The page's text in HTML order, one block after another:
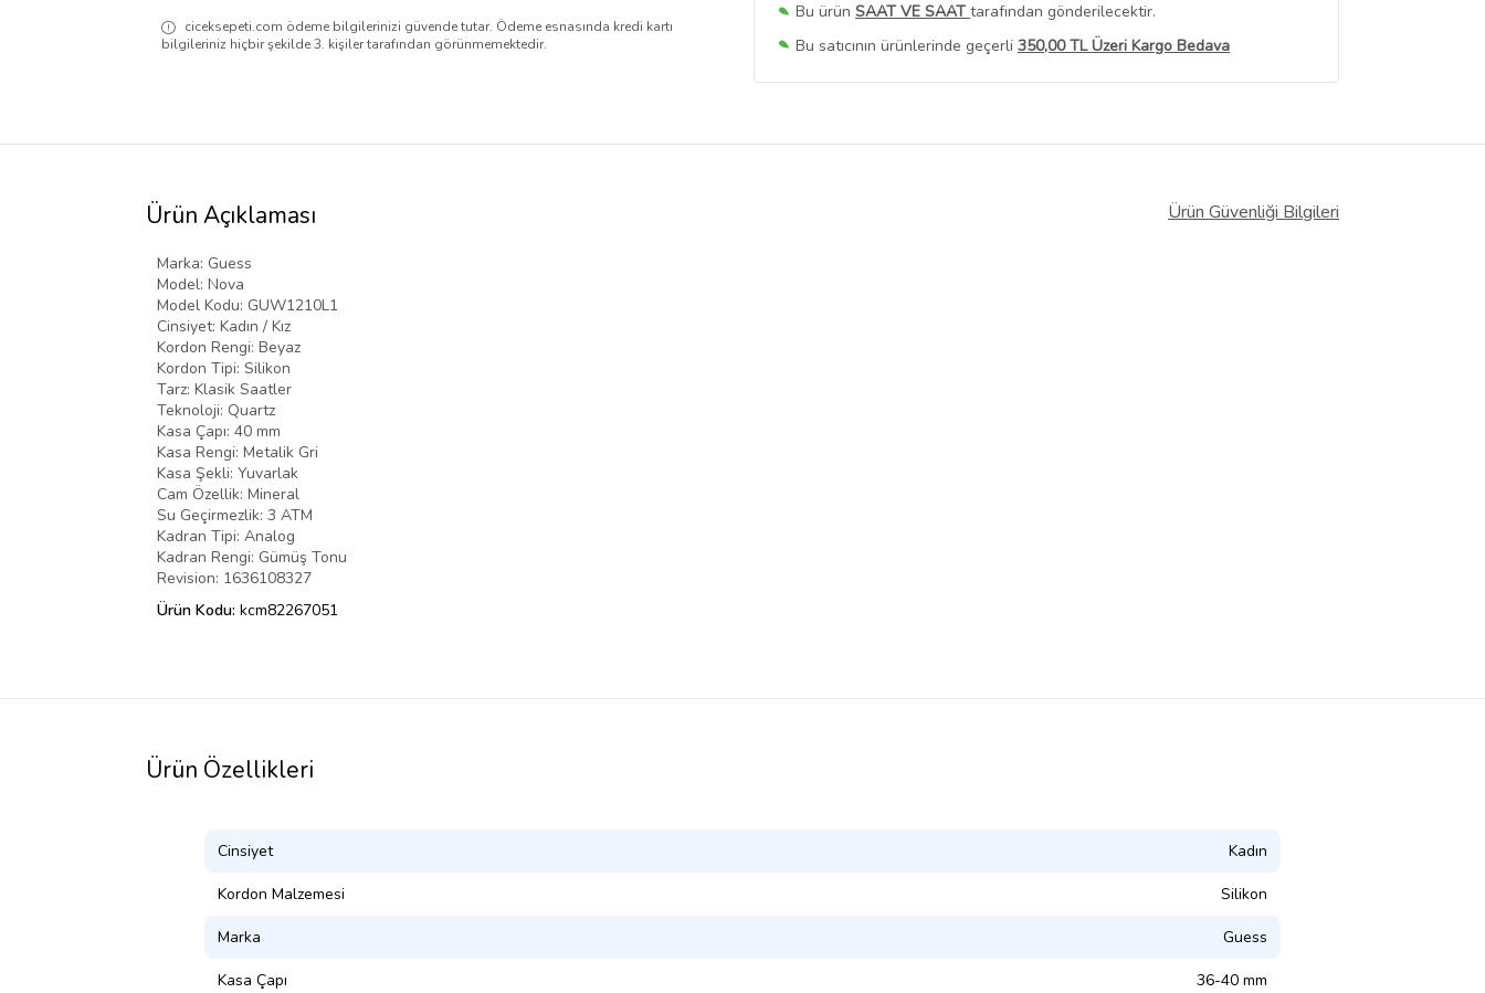
Bu ürün SAAT VE SAAT tarafından gönderilecektir.
Bu satıcının ürünlerinde geçerli 350,00 TL Üzeri Kargo Bedava
Bu SatıcınınTüm Ürünlerini Görüntüle
ciceksepeti.com ödeme bilgilerinizi güvende tutar. Ödeme esnasında kredi kartı
bilgileriniz hiçbir şekilde 3. kişiler tarafından görünmemektedir.
Ürün Açıklaması Ürün Güvenliği Bilgileri
Marka: Guess
Model: Nova
Model Kodu: GUW1210L1
Cinsiyet: Kadın / Kız
Kordon Rengi: Beyaz
Kordon Tipi: Silikon
Tarz: Klasik Saatler
Teknoloji: Quartz
Kasa Çapı: 40 mm
Kasa Rengi: Metalik Gri
Kasa Şekli: Yuvarlak
Cam Özellik: Mineral
Su Geçirmezlik: 3 ATM
Kadran Tipi: Analog
Kadran Rengi: Gümüş Tonu
Revision: 1636108327
Ürün Kodu: kcm82267051
Ürün Özellikleri
Cinsiyet Kadın
Kordon Malzemesi Silikon
Marka Guess
Kasa Çapı 36-40 mm